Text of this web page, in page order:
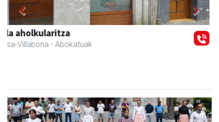
Fleming Herri Eskola
Amasa-Villabona - Hezkuntza
Previous Next